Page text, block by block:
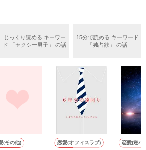
されました。
ざいます。
作品を読む
全てを―…
12）
じっくり読める キーワー
ド 「セクシー男子」 の話
15分で読める キーワード
「独占欲」 の話
(その他) 恋愛(オフィスラブ) 恋愛(逆ハ